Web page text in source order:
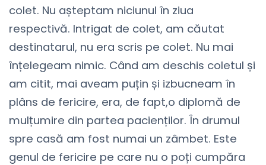
colet. Nu așteptam niciunul în ziua
respectivă. Intrigat de colet, am căutat
destinatarul, nu era scris pe colet. Nu mai
înțelegeam nimic. Când am deschis coletul și
am citit, mai aveam puțin și izbucneam în
plâns de fericire, era, de fapt,o diplomă de
mulțumire din partea pacienților. În drumul
spre casă am fost numai un zâmbet. Este
genul de fericire pe care nu o poți cumpăra